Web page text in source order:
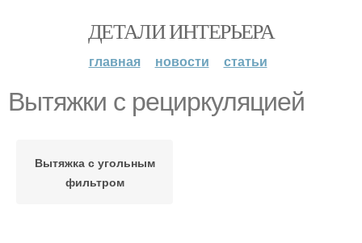
ДЕТАЛИ ИНТЕРЬЕРА
главная новости статьи
Вытяжки с рециркуляцией
Вытяжка с угольным
фильтром